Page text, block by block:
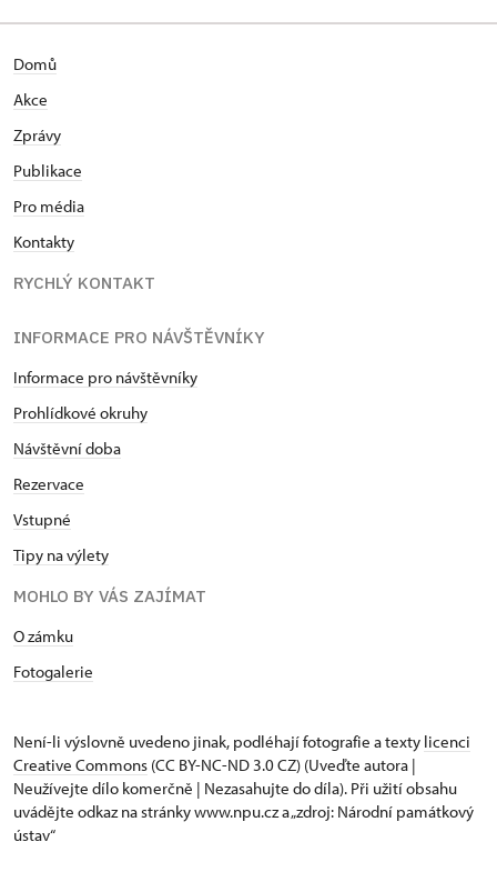
Domů
Akce
Zprávy
Publikace
Pro média
Kontakty
RYCHLÝ KONTAKT
INFORMACE PRO NÁVŠTĚVNÍKY
Informace pro návštěvníky
Prohlídkové okruhy
Návštěvní doba
Rezervace
Vstupné
Tipy na výlety
MOHLO BY VÁS ZAJÍMAT
O zámku
Fotogalerie
Není-li výslovně uvedeno jinak, podléhají fotografie a texty licenci
Creative Commons (CC BY-NC-ND 3.0 CZ) (Uveďte autora |
Neužívejte dílo komerčně | Nezasahujte do díla). Při užití obsahu
uvádějte odkaz na stránky www.npu.cz a „zdroj: Národní památkový
ústav“